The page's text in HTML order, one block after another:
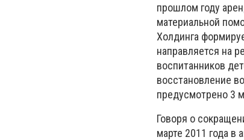
прошлом году
материальной
Холдинга
направляется на
воспитанников
восстановление
предусмотрено 3
Говоря о
марте 2011 года в